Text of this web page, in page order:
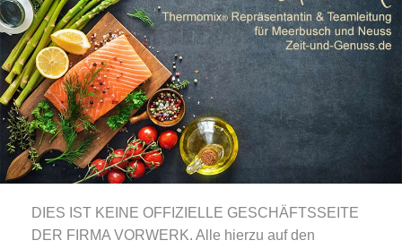
DIES IST KEINE OFFIZIELLE GESCHÄFTSSEITE
DER FIRMA VORWERK. Alle hierzu auf den